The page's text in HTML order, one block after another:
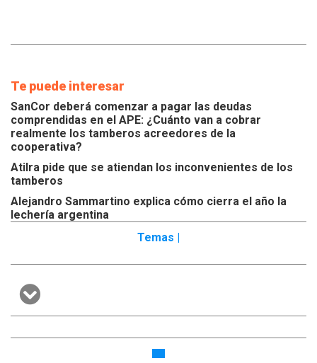
Te puede interesar
SanCor deberá comenzar a pagar las deudas
comprendidas en el APE: ¿Cuánto van a cobrar
realmente los tamberos acreedores de la
cooperativa?
Atilra pide que se atiendan los inconvenientes de los
tamberos
Alejandro Sammartino explica cómo cierra el año la
lechería argentina
Temas |